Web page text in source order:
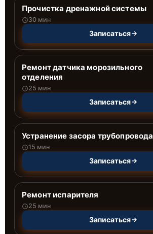
Прочистка дренажной системы
30 мин
Записаться
Ремонт датчика морозильного
отделения
25 мин
Записаться
Устранение засора трубопровода
15 мин
Записаться
Ремонт испарителя
25 мин
Записаться